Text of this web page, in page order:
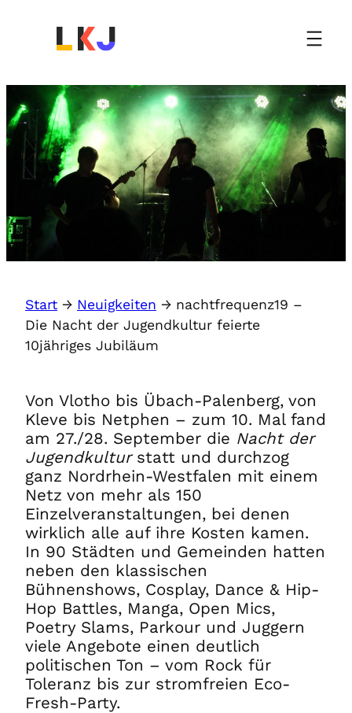
Start → Neuigkeiten → nachtfrequenz19 –
Die Nacht der Jugendkultur feierte
10jähriges Jubiläum
Von Vlotho bis Übach-Palenberg, von
Kleve bis Netphen – zum 10. Mal fand
am 27./28. September die Nacht der
Jugendkulturstatt und durchzog
ganz Nordrhein-Westfalen mit einem
Netz von mehr als 150
Einzelveranstaltungen, bei denen
wirklich alle auf ihre Kosten kamen.
In 90 Städten und Gemeinden hatten
neben den klassischen
Bühnenshows, Cosplay, Dance & Hip-
Hop Battles, Manga, Open Mics,
Poetry Slams, Parkour und Juggern
viele Angebote einen deutlich
politischen Ton – vom Rock für
Toleranz bis zur stromfreien Eco-
Fresh-Party.